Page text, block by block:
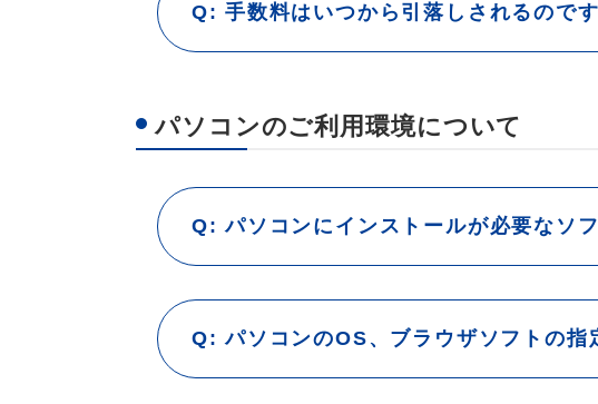
手数料はいつから引落しされるので
パソコンのご利用環境について
パソコンにインストールが必要なソ
パソコンのOS、ブラウザソフトの指